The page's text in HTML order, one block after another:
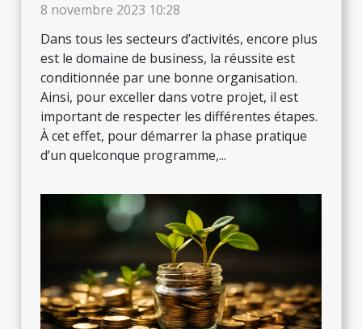
8 novembre 2023 10:28
Dans tous les secteurs d’activités, encore plus
est le domaine de business, la réussite est
conditionnée par une bonne organisation.
Ainsi, pour exceller dans votre projet, il est
important de respecter les différentes étapes.
À cet effet, pour démarrer la phase pratique
d’un quelconque programme,...